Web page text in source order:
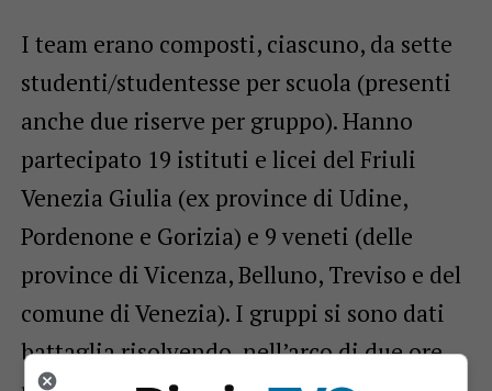
I team erano composti, ciascuno, da sette
studenti/studentesse per scuola (presenti
anche due riserve per gruppo). Hanno
partecipato 19 istituti e licei del Friuli
Venezia Giulia (ex province di Udine,
Pordenone e Gorizia) e 9 veneti (delle
province di Vicenza, Belluno, Treviso e del
comune di Venezia). I gruppi si sono dati
battaglia risolvendo, nell’arco di due ore,